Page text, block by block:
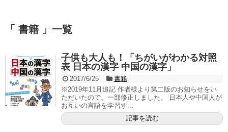
「 書籍 」一覧
子供も大人も！「ちがいがわかる対照
表 日本の漢字 中国の漢字」
2017/6/25
書籍
※2019年11月追記 作者様より第二版のお知らせをい
ただいたので、一部修正しました。 日本人や中国人が
お互いの言語を学習す...
記事を読む